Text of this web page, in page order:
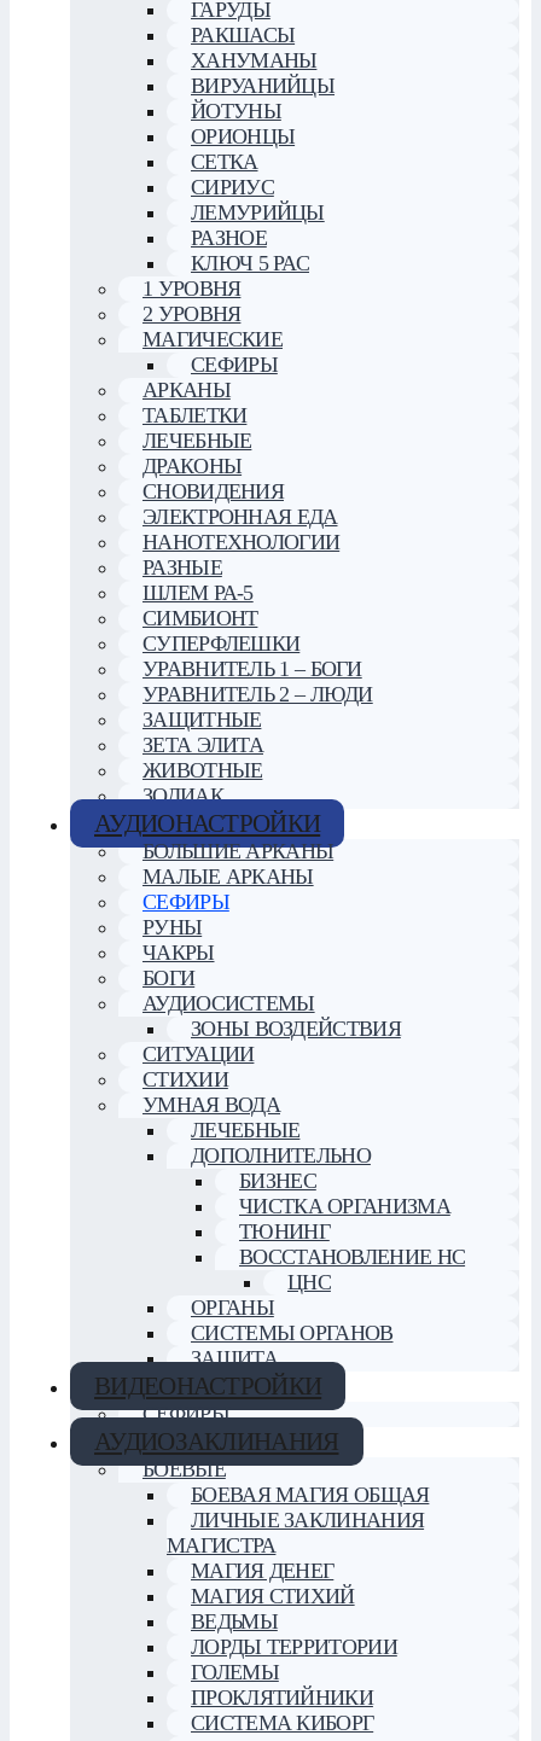
ГАРУДЫ
РАКШАСЫ
ХАНУМАНЫ
ВИРУАНИЙЦЫ
ЙОТУНЫ
ОРИОНЦЫ
СЕТКА
СИРИУС
ЛЕМУРИЙЦЫ
РАЗНОЕ
КЛЮЧ 5 РАС
1 УРОВНЯ
2 УРОВНЯ
МАГИЧЕСКИЕ
СЕФИРЫ
АРКАНЫ
ТАБЛЕТКИ
ЛЕЧЕБНЫЕ
ДРАКОНЫ
СНОВИДЕНИЯ
ЭЛЕКТРОННАЯ ЕДА
НАНОТЕХНОЛОГИИ
РАЗНЫЕ
ШЛЕМ РА-5
СИМБИОНТ
СУПЕРФЛЕШКИ
УРАВНИТЕЛЬ 1 – БОГИ
УРАВНИТЕЛЬ 2 – ЛЮДИ
ЗАЩИТНЫЕ
ЗЕТА ЭЛИТА
ЖИВОТНЫЕ
ЗОДИАК
АУДИОНАСТРОЙКИ
БОЛЬШИЕ АРКАНЫ
МАЛЫЕ АРКАНЫ
СЕФИРЫ
РУНЫ
ЧАКРЫ
БОГИ
АУДИОСИСТЕМЫ
ЗОНЫ ВОЗДЕЙСТВИЯ
СИТУАЦИИ
СТИХИИ
УМНАЯ ВОДА
ЛЕЧЕБНЫЕ
ДОПОЛНИТЕЛЬНО
БИЗНЕС
ЧИСТКА ОРГАНИЗМА
ТЮНИНГ
ВОССТАНОВЛЕНИЕ НС
ЦНС
ОРГАНЫ
СИСТЕМЫ ОРГАНОВ
ЗАЩИТА
ВИДЕОНАСТРОЙКИ
СЕФИРЫ
АУДИОЗАКЛИНАНИЯ
БОЕВЫЕ
БОЕВАЯ МАГИЯ ОБЩАЯ
ЛИЧНЫЕ ЗАКЛИНАНИЯ
МАГИСТРА
МАГИЯ ДЕНЕГ
МАГИЯ СТИХИЙ
ВЕДЬМЫ
ЛОРДЫ ТЕРРИТОРИИ
ГОЛЕМЫ
ПРОКЛЯТИЙНИКИ
СИСТЕМА КИБОРГ